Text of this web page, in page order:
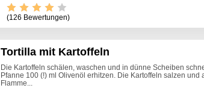
(126 Bewertungen)
Tortilla mit Kartoffeln
Die Kartoffeln schälen, waschen und in dünne Scheiben
Pfanne 100 (!) ml Olivenöl erhitzen. Die Kartoffeln salzen und
Flamme...